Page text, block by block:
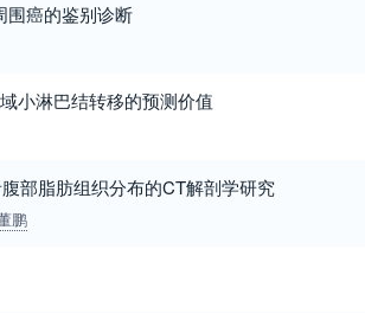
围癌的鉴别诊断
小淋巴结转移的预测价值
部脂肪组织分布的CT解剖学研究
鹏